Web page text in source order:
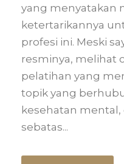
yang menyatakan
ketertarikannya
profesi ini. Meski
resminya, melihat
pelatihan yang
topik yang
kesehatan mental,
sebatas...